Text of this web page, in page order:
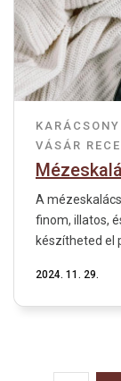
KARÁCSONY
VÁSÁR
A
finom, illatos,
készítheted el
2024. 11. 29.